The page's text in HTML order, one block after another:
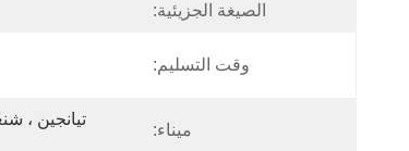
الصيغة الجزيئية:
وقت التسليم:
ميناء: